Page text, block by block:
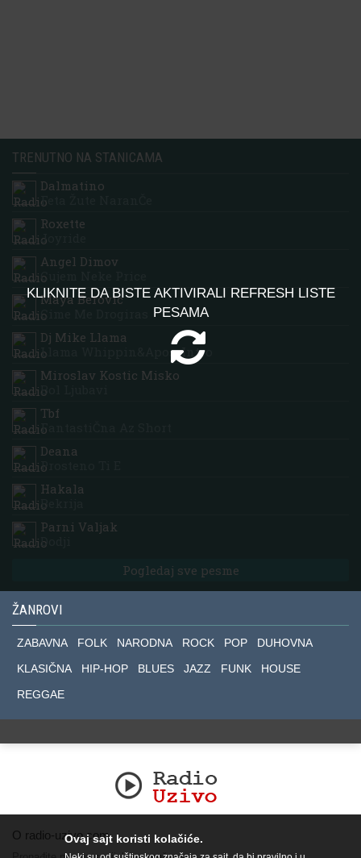
KLIKNITE DA BISTE AKTIVIRALI REFRESH LISTE
PESAMA
TRENUTNO NA STANICAMA
Dalmatino
Feta Žute NaranČe
Roxette
Joyride
Angel Dimov
Cujem Neke Price
Maya Berovic
Cime Me Drogiras
Dj Mike Llama
Llama Whippin&apos; Intro
Miroslav Kostic Misko
Bol Ljubavi
Tbf
FantastiČna Az Short
Deana
Prosteno Ti E
Hakala
Bekrija
Parni Valjak
Dodji
Pogledaj sve pesme
ŽANROVI
ZABAVNA FOLK NARODNA ROCK POP
DUHOVNA
KLASIČNA
HIP-HOP BLUES JAZZ FUNK
HOUSE
REGGAE
O radio-uzivo.comOvaj sajt koristi kolačiće.